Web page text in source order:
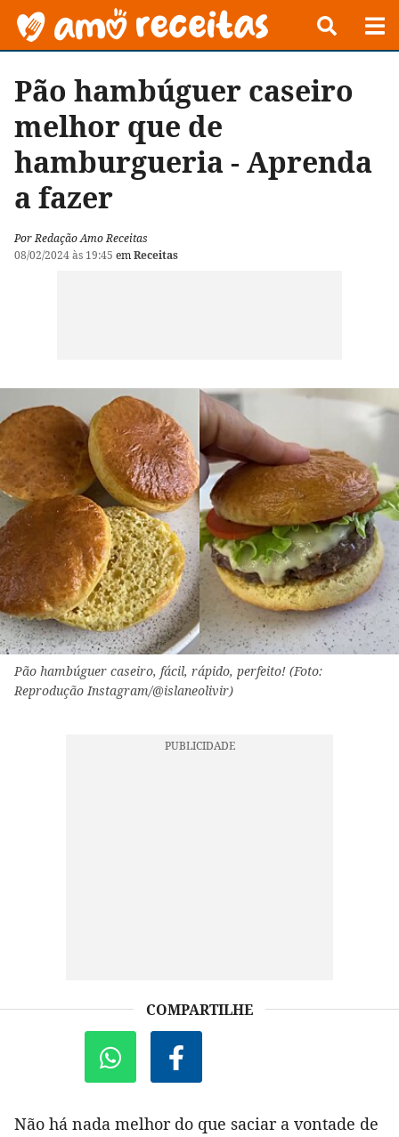
Pão hambúguer caseiro
melhor que de
hamburgueria - Aprenda
a fazer
Por Redação Amo Receitas
08/02/2024 às 19:45 emReceitas
Pão hambúguer caseiro, fácil, rápido, perfeito! (Foto:
Reprodução Instagram/@islaneolivir)
COMPARTILHE
Não há nada melhor do que saciar a vontade de